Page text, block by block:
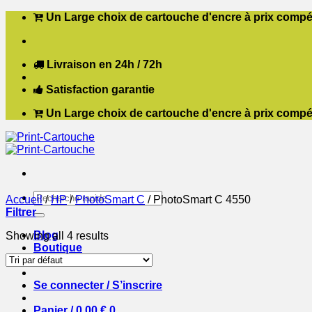
Passer
contenu
Un Large choix de cartouche d'encre à prix
Livraison en 24h / 72h
Satisfaction garantie
Un Large choix de cartouche d'encre à prix
Recherche
pour :
Blog
Boutique
Contact
Se connecter / S’inscrire
Accueil / HP / PhotoSmart C /PhotoSmart C 4550
Filtrer
Showing all 4 results